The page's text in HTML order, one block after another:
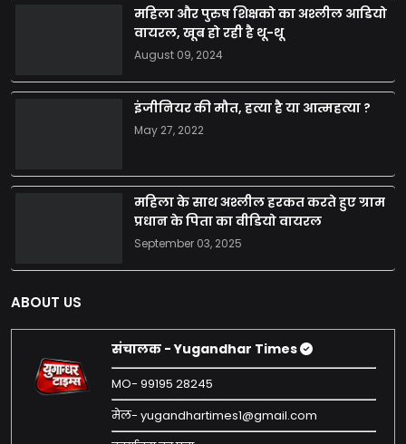
महिला और पुरुष शिक्षको का अश्लील आडियो
वायरल, खूब हो रही है थू-थू
August 09, 2024
इंजीनियर की मौत, हत्या है या आत्महत्या ?
May 27, 2022
महिला के साथ अश्लील हरकत करते हुए ग्राम
प्रधान के पिता का वीडियो वायरल
September 03, 2025
ABOUT US
संचालक - Yugandhar Times
MO- 99195 28245
मेल- yugandhartimes1@gmail.com